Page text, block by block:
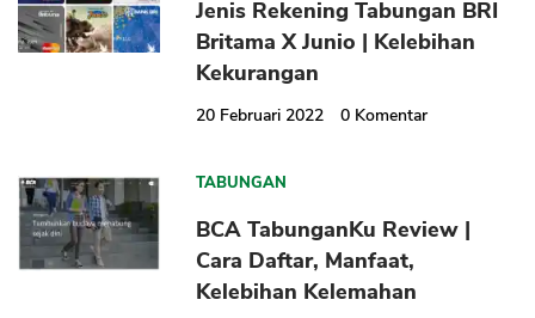
Jenis Rekening Tabungan BRI
Britama X Junio | Kelebihan
Kekurangan
20 Februari 2022 0 Komentar
TABUNGAN
BCA TabunganKu Review |
Cara Daftar, Manfaat,
Kelebihan Kelemahan